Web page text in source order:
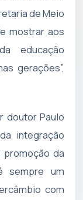
de Meio
mostrar aos
educação
gerações”,
doutor Paulo
integração
da
sempre um
com